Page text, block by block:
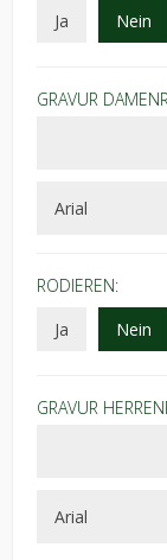
Ja Nein
GRAVUR
RODIEREN:
Ja
Nein
GRAVUR